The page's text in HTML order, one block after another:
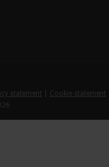
statement
Cookie statement